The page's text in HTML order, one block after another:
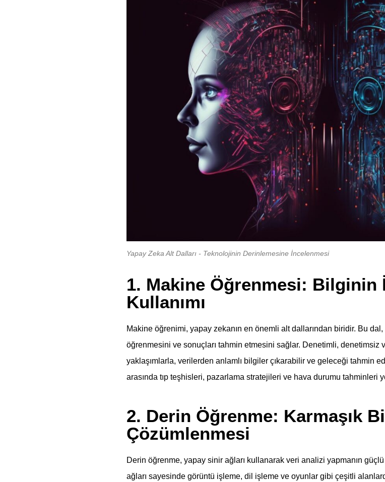
Yapay Zeka Alt Dalları - Teknolojinin Derinlemesine İncelenmesi
1. Makine Öğrenmesi: Bilginin
Kullanımı
Makine öğrenimi, yapay zekanın en önemli alt dallarından biridir. Bu
öğrenmesini ve sonuçları tahmin etmesini sağlar. Denetimli, denetimsiz
yaklaşımlarla, verilerden anlamlı bilgiler çıkarabilir ve geleceği tahmin
arasında tıp teşhisleri, pazarlama stratejileri ve hava durumu tahminleri
2. Derin Öğrenme: Karmaşık
Çözümlenmesi
Derin öğrenme, yapay sinir ağları kullanarak veri analizi yapmanın
ağları sayesinde görüntü işleme, dil işleme ve oyunlar gibi çeşitli